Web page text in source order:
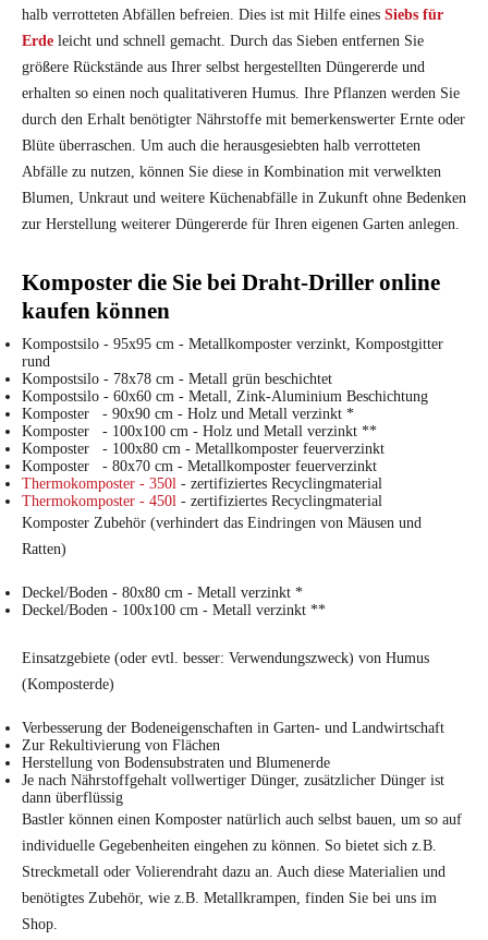
halb verrotteten Abfällen befreien. Dies ist mit Hilfe eines Siebs für
Erde leicht und schnell gemacht. Durch das Sieben entfernen Sie
größere Rückstände aus Ihrer selbst hergestellten Düngererde und
erhalten so einen noch qualitativeren Humus. Ihre Pflanzen werden Sie
durch den Erhalt benötigter Nährstoffe mit bemerkenswerter Ernte oder
Blüte überraschen. Um auch die herausgesiebten halb verrotteten
Abfälle zu nutzen, können Sie diese in Kombination mit verwelkten
Blumen, Unkraut und weitere Küchenabfälle in Zukunft ohne Bedenken
zur Herstellung weiterer Düngererde für Ihren eigenen Garten anlegen.
Komposter die Sie bei Draht-Driller online
kaufen können
Kompostsilo - 95x95 cm - Metallkomposter verzinkt, Kompostgitter
rund
Kompostsilo - 78x78 cm - Metall grün beschichtet
Kompostsilo - 60x60 cm - Metall, Zink-Aluminium Beschichtung
Komposter - 90x90 cm - Holz und Metall verzinkt *
Komposter - 100x100 cm - Holz und Metall verzinkt **
Komposter - 100x80 cm - Metallkomposter feuerverzinkt
Komposter - 80x70 cm - Metallkomposter feuerverzinkt
Thermokomposter - 350l - zertifiziertes Recyclingmaterial
Thermokomposter - 450l - zertifiziertes Recyclingmaterial
Komposter Zubehör (verhindert das Eindringen von Mäusen und
Ratten)
Deckel/Boden - 80x80 cm - Metall verzinkt *
Deckel/Boden - 100x100 cm - Metall verzinkt **
Einsatzgebiete (oder evtl. besser: Verwendungszweck) von Humus
(Komposterde)
Verbesserung der Bodeneigenschaften in Garten- und Landwirtschaft
Zur Rekultivierung von Flächen
Herstellung von Bodensubstraten und Blumenerde
Je nach Nährstoffgehalt vollwertiger Dünger, zusätzlicher Dünger ist
dann überflüssig
Bastler können einen Komposter natürlich auch selbst bauen, um so auf
individuelle Gegebenheiten eingehen zu können. So bietet sich z.B.
Streckmetall oder Volierendraht dazu an. Auch diese Materialien und
benötigtes Zubehör, wie z.B. Metallkrampen, finden Sie bei uns im
Shop.